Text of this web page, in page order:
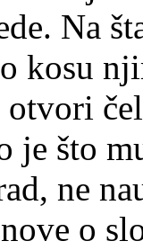
Na
kosu
je što
ne
o